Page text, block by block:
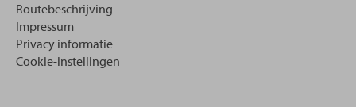
Routebeschrijving
Impressum
Privacy informatie
Cookie-instellingen